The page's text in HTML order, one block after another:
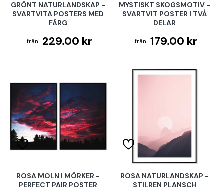
GRÖNT NATURLANDSKAP -
SVARTVITA POSTERS MED
FÄRG
229.00 kr
MYSTISKT SKOGSMOTIV -
SVARTVIT POSTER I TVÅ
DELAR
179.00 kr
ROSA MOLN I MÖRKER -
PERFECT PAIR POSTER
ROSA NATURLANDSKAP -
STILREN PLANSCH